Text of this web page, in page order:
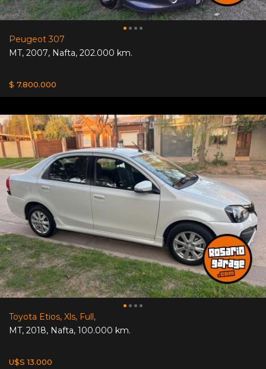
Peugeot 307
MT, 2007, Nafta, 202.000 km.
$ 7.800.000
Toyota Etios, Xls, Full,
MT, 2018, Nafta, 100.000 km.
U$S 13.000